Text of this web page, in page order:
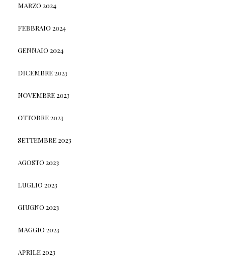
MARZO 2024
FEBBRAIO 2024
GENNAIO 2024
DICEMBRE 2023
NOVEMBRE 2023
OTTOBRE 2023
SETTEMBRE 2023
AGOSTO 2023
LUGLIO 2023
GIUGNO 2023
MAGGIO 2023
APRILE 2023